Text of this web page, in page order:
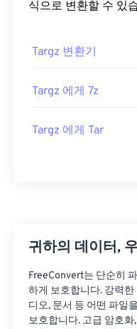
식으로 변환할 수 있
Targz 변환기
Targz 에게 7z
Targz 에게 Tar
귀하의 데이터,
FreeConvert는 단순히
하게 보호합니다. 강력한
디오, 문서 등 어떤 파일
보호합니다. 고급 암호